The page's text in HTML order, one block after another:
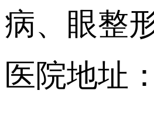
病、眼整
医院地址